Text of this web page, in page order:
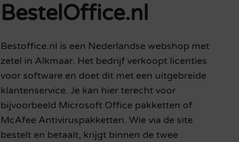
BestelOffice.nl
Bestoffice.nl is een Nederlandse webshop met
zetel in Alkmaar. Het bedrijf verkoopt licenties
voor software en doet dit met een uitgebreide
klantenservice. Je kan hier terecht voor
bijvoorbeeld Microsoft Office pakketten of
McAfee Antiviruspakketten. Wie via de site
bestelt en betaalt, krijgt binnen de twee